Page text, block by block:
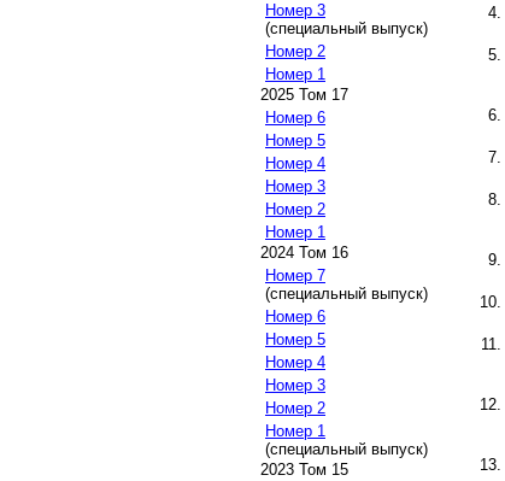
Номер 3
(специальный выпуск)
Номер 2
Номер 1
2025 Том 17
Номер 6
Номер 5
Номер 4
Номер 3
Номер 2
Номер 1
2024 Том 16
Номер 7
(специальный выпуск)
Номер 6
Номер 5
Номер 4
Номер 3
Номер 2
Номер 1
(специальный выпуск)
2023 Том 15